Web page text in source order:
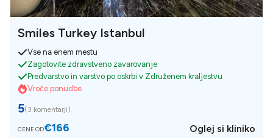
Smiles Turkey Istanbul
Vse na enem mestu
Zagotovite zdravstveno zavarovanje
Predvarstvo in varstvo po oskrbi v Združenem kraljestvu
Vroče ponudbe
5(3 komentarji)
CENE OD€166 Oglej si kliniko